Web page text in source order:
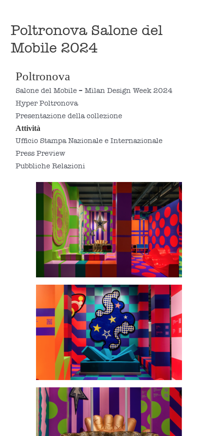
Poltronova Salone del
Mobile 2024
Poltronova
Salone del Mobile – Milan Design Week 2024
Hyper Poltronova
Presentazione della collezione
Attività
Ufficio Stampa Nazionale e Internazionale
Press Preview
Pubbliche Relazioni